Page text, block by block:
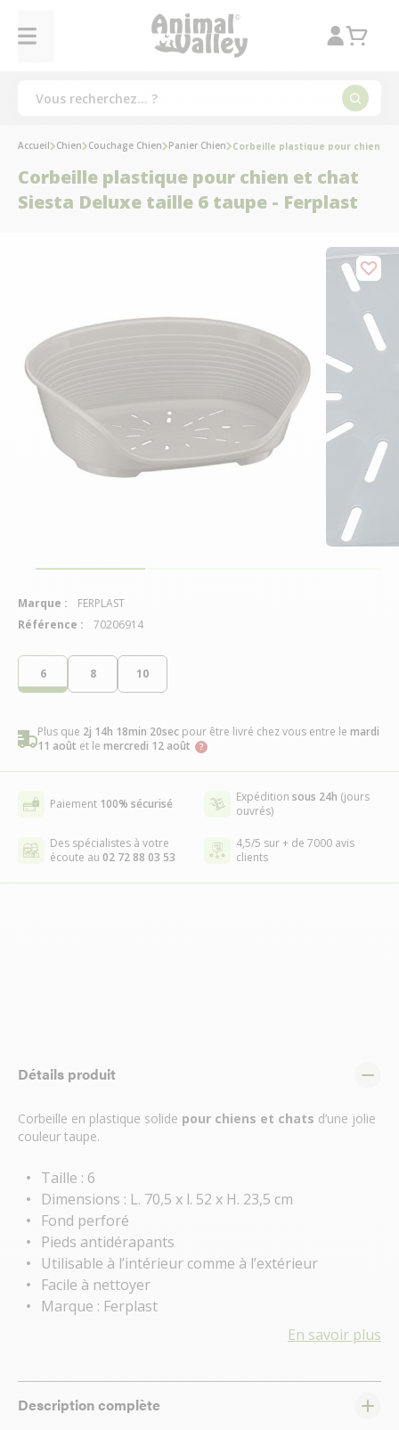
6 8 10
Plus que 2j 14h 18min 20sec pour être livré chez vous entre le mardi
11 août et le mercredi 12 août
Paiement 100% sécurisé Expédition sous 24h (jours
ouvrés)
Des spécialistes à votre
écoute au 02 72 88 03 53
4,5/5 sur + de 7000 avis
clients
Détails produit
Corbeille en plastique solide pour chiens et chats d’une jolie
couleur taupe.
Taille : 6
Dimensions : L. 70,5 x l. 52 x H. 23,5 cm
Fond perforé
Pieds antidérapants
Utilisable à l’intérieur comme à l’extérieur
Facile à nettoyer
Marque : Ferplast
En savoir plus
Description complète
Accueil Chien Couchage Chien Panier Chien Corbeille plastique pour chien et
Corbeille plastique pour chien et chat
Siesta Deluxe taille 6 taupe - Ferplast
Marque :
FERPLAST
Référence :
70206914